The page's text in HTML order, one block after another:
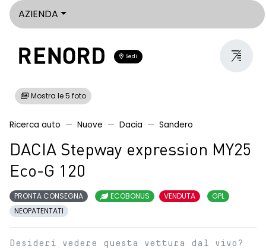
AZIENDA
Sedi
Mostra le 5 foto
Ricerca auto Nuove Dacia Sandero
DACIA Stepway expression MY25
Eco-G 120
PRONTA CONSEGNA ECOBONUS VENDUTA
GPL
NEOPATENTATI
Desideri vedere questa vettura dal vivo?